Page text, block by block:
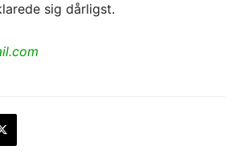
sig dårligst.